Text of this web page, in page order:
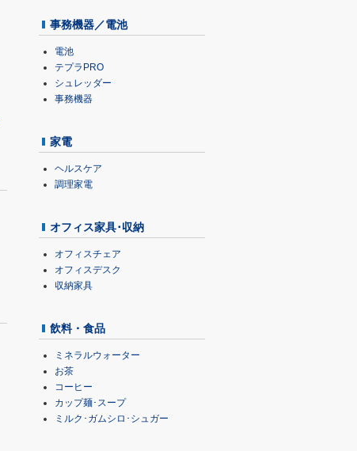
事務機器／電池
電池
テプラPRO
シュレッダー
事務機器
家電
ヘルスケア
調理家電
オフィス家具･収納
オフィスチェア
オフィスデスク
収納家具
飲料・食品
ミネラルウォーター
お茶
コーヒー
カップ麺･スープ
ミルク･ガムシロ･シュガー